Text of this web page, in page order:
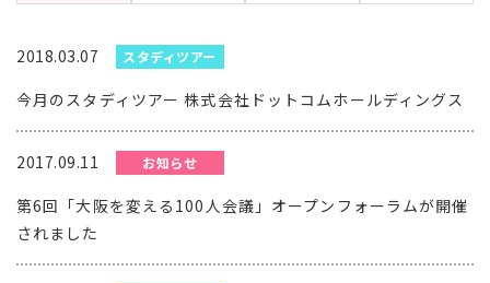
2018.03.07 スタディツアー
今月のスタディツアー 株式会社ドットコムホールディングス
2017.09.11 お知らせ
第6回「大阪を変える100人会議」オープンフォーラムが開催
されました